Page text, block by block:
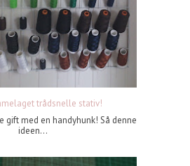
trådsnelle stativ!
gift med en handyhunk! Så denne
ideen...